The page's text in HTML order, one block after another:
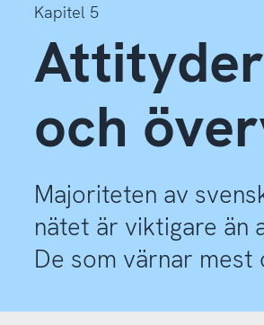
Kapitel 5
och
Majoriteten av
nätet är viktigare än
De som värnar mest